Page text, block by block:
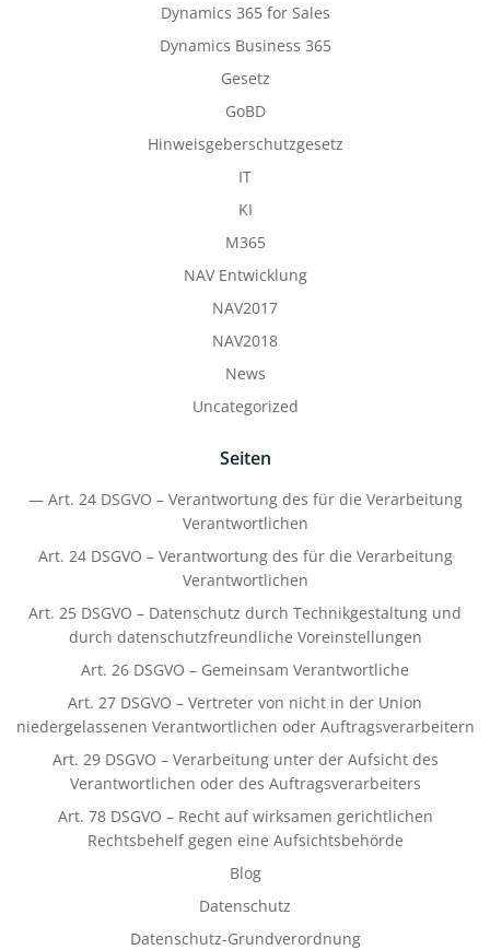
Dynamics 365 for Sales
Dynamics Business 365
Gesetz
GoBD
Hinweisgeberschutzgesetz
IT
KI
M365
NAV Entwicklung
NAV2017
NAV2018
News
Uncategorized
Seiten
— Art. 24 DSGVO – Verantwortung des für die Verarbeitung
Verantwortlichen
Art. 24 DSGVO – Verantwortung des für die Verarbeitung
Verantwortlichen
Art. 25 DSGVO – Datenschutz durch Technikgestaltung und
durch datenschutzfreundliche Voreinstellungen
Art. 26 DSGVO – Gemeinsam Verantwortliche
Art. 27 DSGVO – Vertreter von nicht in der Union
niedergelassenen Verantwortlichen oder Auftragsverarbeitern
Art. 29 DSGVO – Verarbeitung unter der Aufsicht des
Verantwortlichen oder des Auftragsverarbeiters
Art. 78 DSGVO – Recht auf wirksamen gerichtlichen
Rechtsbehelf gegen eine Aufsichtsbehörde
Blog
Datenschutz
Datenschutz-Grundverordnung